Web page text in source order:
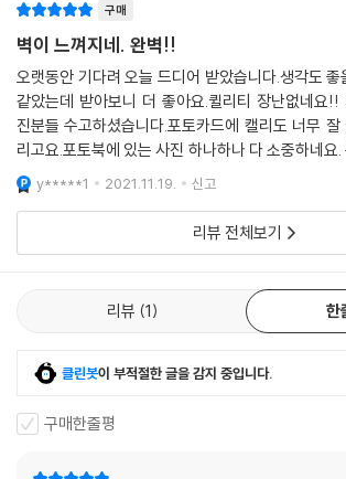
구매
벽이 느껴지네. 완벽!!
오랫동안 기다려 오늘 드디어 받았습니다.생각도 좋
같았는데 받아보니 더 좋아요.퀼리티 장난없네요!!
진분들 수고하셨습니다.포토카드에 캘리도 너무 잘
리고요.포토북에 있는 사진 하나하나 다 소중하네요.
나 제가 좋아하는 장면이 있어서 더욱 좋아요.배우분
두 함께 볼 수 있어 좋습니다.주말동안 아름다운 음
빠져 강재와 부정이 만날게요.
y*****1 2021.11.19. 신고
리뷰 전체보기
리뷰 1 한
클린봇이 부적절한 글을 감지 중입니다.
구매한줄평